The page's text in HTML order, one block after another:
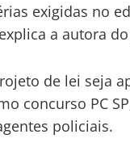
exigidas no
a autora
de lei seja
concurso PC
policiais.